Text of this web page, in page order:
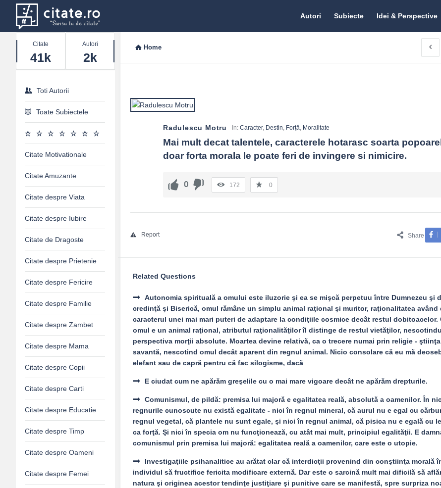
Citate.ro
Autori Subiecte Idei & Perspective
Home
Radulescu Motru In: Caracter, Destin, Forță, Moralitate
Mai mult decat talentele, caracterele hotarasc soarta
doar forta morala le poate feri de invingere si nimicire.
0 172 0
Share
Report
Related Questions
Autonomia spirituală a omului este iluzorie şi ea se mişcă perpetuu între Dumnezeu şi
credinţă şi Biserică, omul rămâne un simplu animal raţional şi muritor, raţionalitatea având
caracterul unei mai mari puteri de adaptare la condiţiile cosmice decât restul dobitoacelor.
omul e un animal raţional, atributul raţionalităţilor îl distinge de restul vietăţilor,
perspectiva morţii absolute. Moartea devine relativă, ca o trecere numai prin religie -
savantă, nescotind omul decât aparent din regnul animal. Nicio consolare că eu mă
elefant sau de capră pentru că fac silogisme, dacă
E ciudat cum ne apărăm greşelile cu o mai mare vigoare decât ne apărăm drepturile.
Comunismul, de pildă: premisa lui majoră e egalitatea reală, absolută a oamenilor. În
regnurile cunoscute nu există egalitate - nici în regnul mineral, că aurul nu e egal cu
regnul vegetal, că plantele nu sunt egale, şi nici în regnul animal, că pisica nu e egală cu
ca forţă. Şi nici în specia om nu funcţionează, cu atât mai mult, principiul egalităţii. E
comunismul prin premisa lui majoră: egalitatea reală a oamenilor, care este o utopie.
Investigaţiile psihanalitice au arătat clar că interdicţii provenind din conştiinţa morală
individul să fructifice fericita modificare externă. Dar este o sarcină mult mai dificilă să
natura şi originea acestor tendinţe justiţiare şi punitive care se manifestă, spre surpriza
Stats
Citate
41k
Autori
2k
Toti Autorii
Toate Subiectele
Citate Motivationale
Citate Amuzante
Citate despre Viata
Citate despre Iubire
Citate de Dragoste
Citate despre Prietenie
Citate despre Fericire
Citate despre Familie
Citate despre Zambet
Citate despre Mama
Citate despre Copii
Citate despre Carti
Citate despre Educatie
Citate despre Timp
Citate despre Oameni
Citate despre Femei